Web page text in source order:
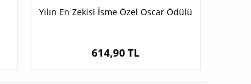
Yılın En Zekisi İsme Özel Oscar Ödülü
614,90 TL